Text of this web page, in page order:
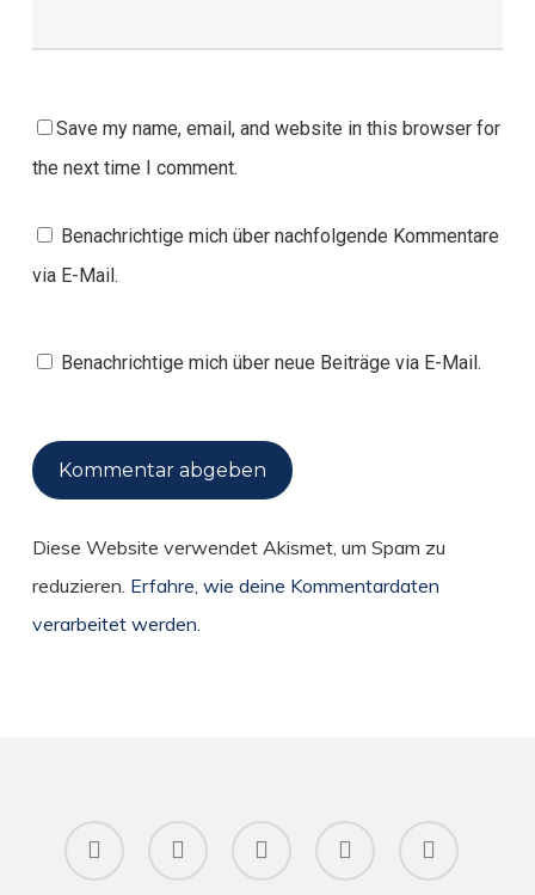
Save my name, email, and website in this browser for
the next time I comment.
Benachrichtige mich über nachfolgende Kommentare
via E-Mail.
Benachrichtige mich über neue Beiträge via E-Mail.
Diese Website verwendet Akismet, um Spam zu
reduzieren. Erfahre, wie deine Kommentardaten
verarbeitet werden.
twitter facebook pinterest RSS instagram